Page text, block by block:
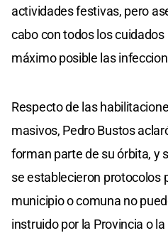
actividades festivas, pero
cabo con todos los
máximo posible las
Respecto de las
masivos, Pedro Bustos
forman parte de su órbita, y
se establecieron protocolos
municipio o comuna no
instruido por la Provincia o